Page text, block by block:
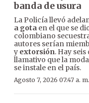
banda de usura
La Policía llevó
a gota en el que se
colombiano
autores serían
y extorsión. Hay
llamativo que la
se instale en el país.
Agosto 7, 2026 07:47 a. m.